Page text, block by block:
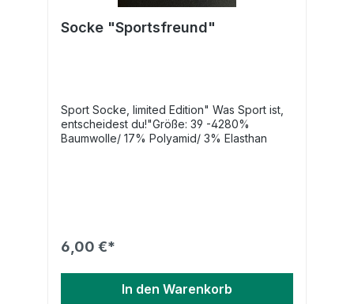
Socke "Sportsfreund"
Sport Socke, limited Edition" Was Sport ist,
entscheidest du!"Größe: 39 -4280%
Baumwolle/ 17% Polyamid/ 3% Elasthan
6,00 €*
In den Warenkorb